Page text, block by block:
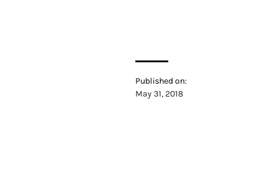
Published on:
May 31, 2018